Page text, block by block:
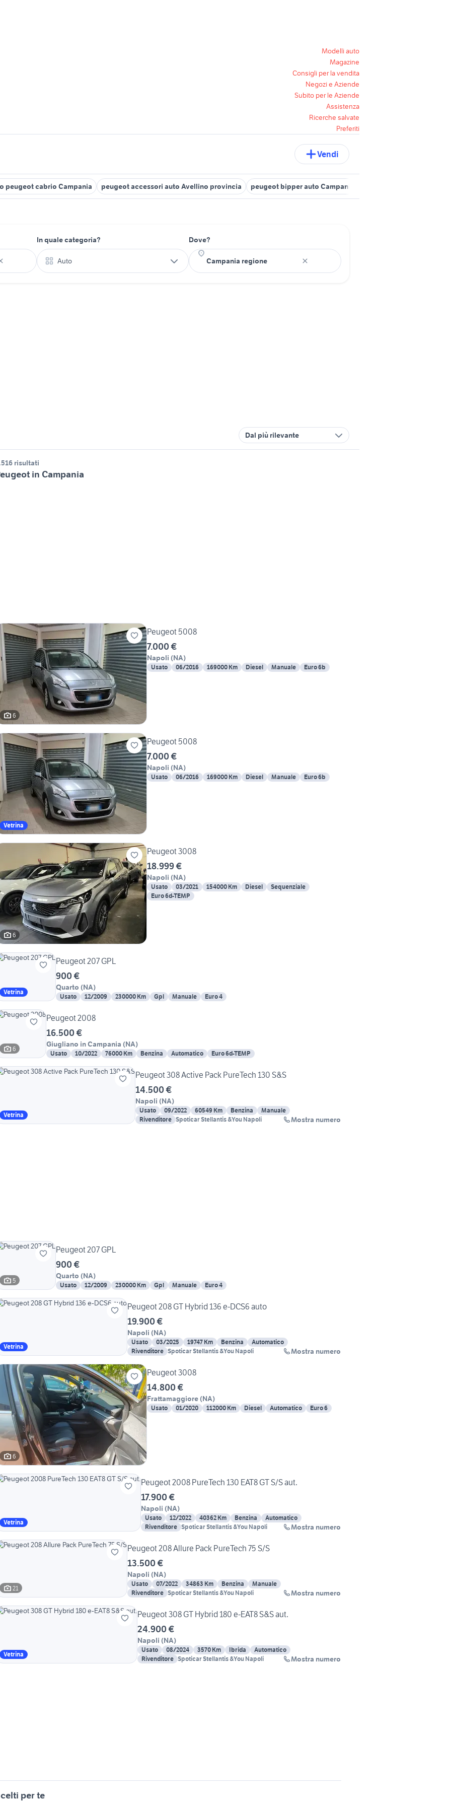
Modelli auto
Magazine
Consigli per la vendita
Negozi e Aziende
Subito per le Aziende
Assistenza
Ricerche salvate
Preferiti
Vendi
peugeot cabrio Campania peugeot accessori auto Avellino provincia peugeot bipper auto Campania
In quale categoria?
Auto
Dove?
Dal più rilevante
risultati
in Campania
6
Peugeot 5008
7.000 €
Napoli (NA)
Usato 06/2016 169000 Km Diesel Manuale Euro 6b
Vetrina
Peugeot 5008
7.000 €
Napoli (NA)
Usato 06/2016 169000 Km Diesel Manuale Euro 6b
6
Peugeot 3008
18.999 €
Napoli (NA)
Usato 03/2021 154000 Km Diesel
Sequenziale
Euro 6d-TEMP
Vetrina
Peugeot 207 GPL
900 €
Quarto (NA)
Usato 12/2009 230000 Km Gpl Manuale Euro 4
6
Peugeot 2008
16.500 €
Giugliano in Campania (NA)
Usato 10/2022 76000 Km Benzina Automatico Euro 6d-TEMP
Vetrina
Peugeot 308 Active Pack PureTech 130 S&S
14.500 €
Napoli (NA)
Usato 09/2022 60549 Km Benzina
Manuale
Rivenditore Spoticar Stellantis &You Napoli Mostra numero
5
Peugeot 207 GPL
900 €
Quarto (NA)
Usato 12/2009 230000 Km Gpl Manuale Euro 4
Vetrina
Peugeot 208 GT Hybrid 136 e-DCS6 auto
19.900 €
Napoli (NA)
Usato 03/2025 19747 Km Benzina
Automatico
Rivenditore Spoticar Stellantis &You Napoli Mostra numero
6
Peugeot 3008
14.800 €
Frattamaggiore (NA)
Usato 01/2020 112000 Km Diesel Automatico Euro 6
Vetrina
Peugeot 2008 PureTech 130 EAT8 GT S/S aut.
17.900 €
Napoli (NA)
Usato 12/2022 40362 Km Benzina
Automatico
Rivenditore Spoticar Stellantis &You Napoli Mostra numero
21
Peugeot 208 Allure Pack PureTech 75 S/S
13.500 €
Napoli (NA)
Usato 07/2022 34863 Km Benzina
Manuale
Rivenditore Spoticar Stellantis &You Napoli Mostra numero
Vetrina
Peugeot 308 GT Hybrid 180 e-EAT8 S&S aut.
24.900 €
Napoli (NA)
Usato 08/2024 3570 Km Ibrida
Automatico
Rivenditore Spoticar Stellantis &You Napoli Mostra numero
per te